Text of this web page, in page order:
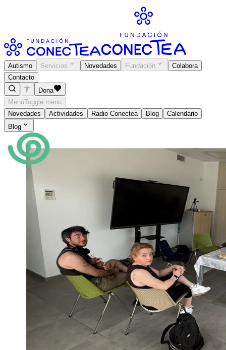
Autismo Servicios Novedades Fundación
Colabora
Contacto
Dona
MenúToggle menu
Novedades
Actividades Radio Conectea Blog
Calendario
Blog